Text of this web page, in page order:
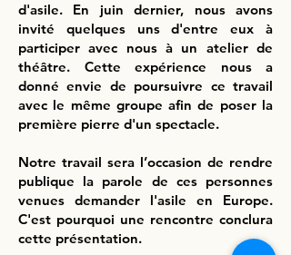
d'asile. En juin dernier, nous avons
invité quelques uns d'entre eux à
participer avec nous à un atelier de
théâtre. Cette expérience nous a
donné envie de poursuivre ce travail
avec le même groupe afin de poser la
première pierre d'un spectacle.
Notre travail sera l’occasion de rendre
publique la parole de ces personnes
venues demander l'asile en Europe.
C'est pourquoi une rencontre conclura
cette présentation.